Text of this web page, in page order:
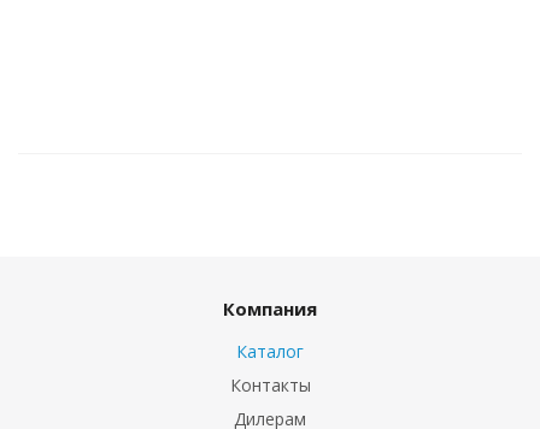
Компания
Каталог
Контакты
Дилерам